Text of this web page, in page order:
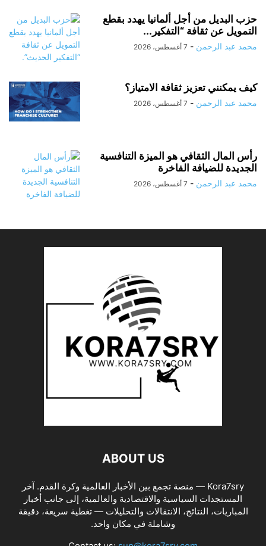
حزب البديل من أجل ألمانيا يهدد بقطع
التمويل عن ثقافة “التفكير...
محمد عبد الرحمن - 7 أغسطس، 2026
كيف يمكنني تعزيز ثقافة الامتياز؟
محمد عبد الرحمن - 7 أغسطس، 2026
رأس المال الثقافي هو الميزة التنافسية
الجديدة للضيافة الفاخرة
محمد عبد الرحمن - 7 أغسطس، 2026
ABOUT US
Kora7sry — منصة تجمع بين الأخبار العالمية وكرة القدم. آخر
المستجدات السياسية والاقتصادية والعالمية، إلى جانب أخبار
المباريات، النتائج، الانتقالات والتحليلات — تغطية سريعة، دقيقة
وشاملة في مكان واحد.